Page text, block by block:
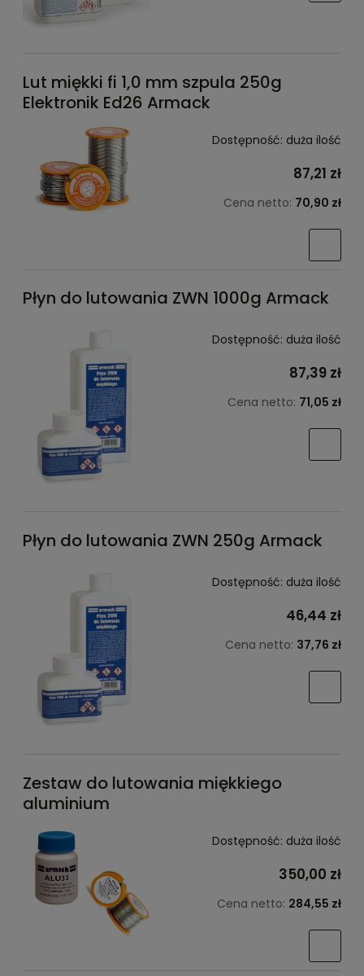
Lut miękki fi 1,0 mm szpula 250g
Elektronik Ed26 Armack
Dostępność: duża ilość
87,21 zł
Cena netto: 70,90 zł
Płyn do lutowania ZWN 1000g Armack
Dostępność: duża ilość
87,39 zł
Cena netto: 71,05 zł
Płyn do lutowania ZWN 250g Armack
Dostępność: duża ilość
46,44 zł
Cena netto: 37,76 zł
Zestaw do lutowania miękkiego
aluminium
Dostępność: duża ilość
350,00 zł
Cena netto: 284,55 zł